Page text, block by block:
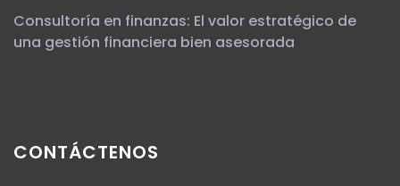
Consultoría en finanzas: El valor estratégico de
una gestión financiera bien asesorada
CONTÁCTENOS